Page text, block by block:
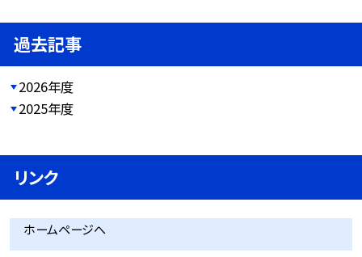
過去記事
2026年度
2025年度
リンク
ホームページへ